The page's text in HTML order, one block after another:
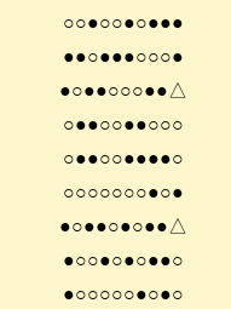
○○●○○●○●●●
●●○●●●○○○●
●○●●○○○●●△
○●●○○●●○○○
○●●○○●●●●○
○○○○○○○●○●
●○●●○●○●●△
●○○●○●○●●○
●○○○○○●○●○